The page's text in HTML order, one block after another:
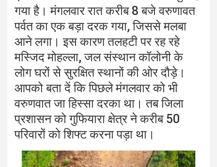
गया है‌। मंगलवार रात करीब 8 बजे वरुणावत
पर्वत का एक बड़ा दरक गया, जिससे मलबा
आने लगा। इस कारण तलहटी पर रह रहे
मस्जिद मोहल्ला, जल संस्थान कॉलोनी के
लोग घरों से सुरक्षित स्थानों की ओर दौड़े।
आपको बता दें कि पिछले मंगलवार को भी
वरुणवात जा हिस्सा दरका था। तब जिला
प्रशासन को गुफियारा क्षेत्र ने करीब 50
परिवारों को शिफ्ट करना पड़ा था।